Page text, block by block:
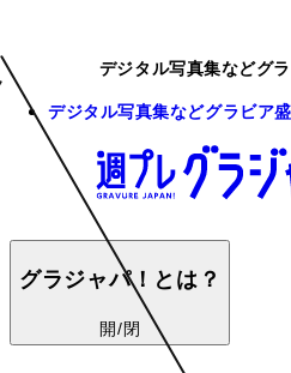
デジタル写真集などグ
デジタル写真集などグラビア
グラジャパ！とは？
開/閉